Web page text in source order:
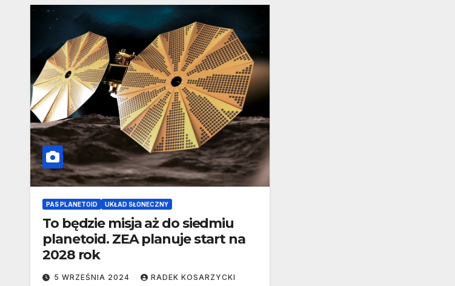
PAS PLANETOID UKŁAD SŁONECZNY
To będzie misja aż do siedmiu
planetoid. ZEA planuje start na
2028 rok
5 WRZEŚNIA 2024 RADEK KOSARZYCKI